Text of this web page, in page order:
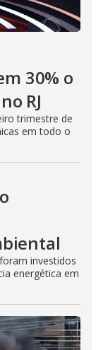
30% o
RJ
trimestre de
em todo o
investidos
energética em